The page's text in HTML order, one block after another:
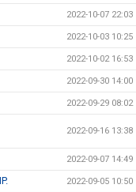
2022-10-07 22:03
2022-10-03 10:25
2022-10-02 16:53
2022-09-30 14:00
2022-09-29 08:02
2022-09-16 13:38
2022-09-07 14:49
2022-09-05 10:50